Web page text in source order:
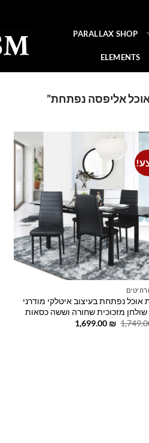
PARALLAX SHOP
ELEMENTS
אוכל אליפסה נפתחת”
Add to
wishlist
אוכל נפתחת בעיצוב איטלקי מודרני
מזכוכית שחורה וששה כסאות
המחיר
1,699.00 ₪